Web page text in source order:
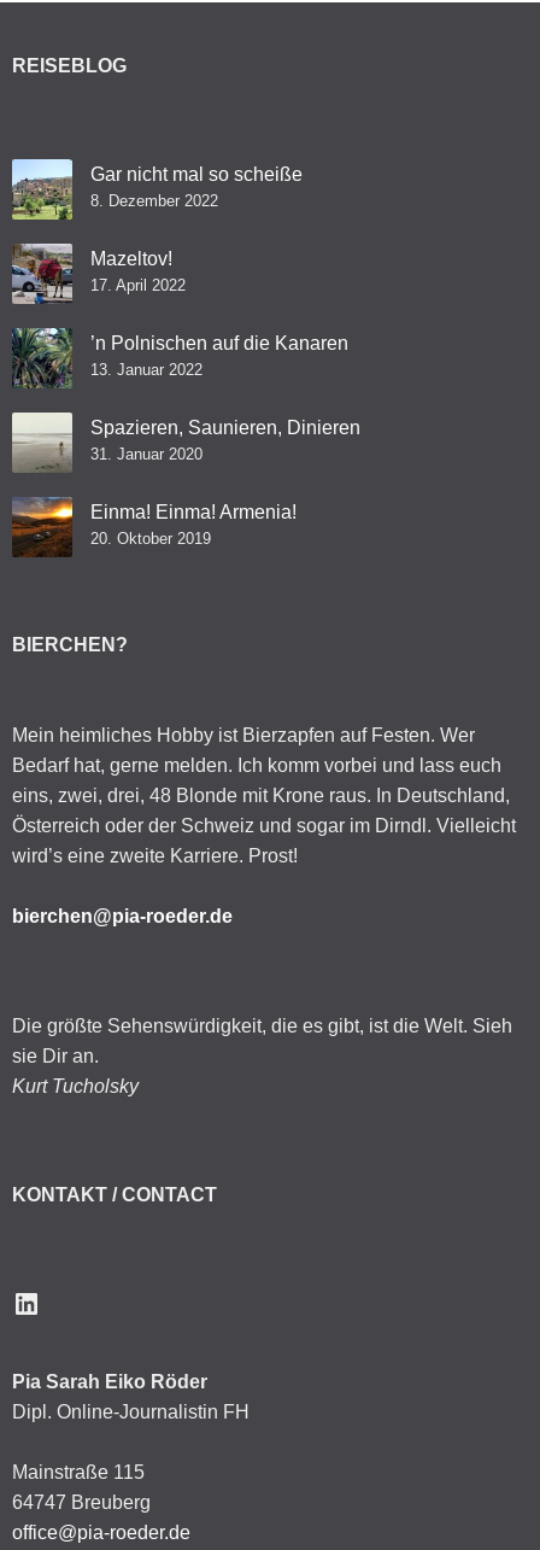
REISEBLOG
Gar nicht mal so scheiße
8. Dezember 2022
Mazeltov!
17. April 2022
’n Polnischen auf die Kanaren
13. Januar 2022
Spazieren, Saunieren, Dinieren
31. Januar 2020
Einma! Einma! Armenia!
20. Oktober 2019
BIERCHEN?
Mein heimliches Hobby ist Bierzapfen auf Festen. Wer
Bedarf hat, gerne melden. Ich komm vorbei und lass euch
eins, zwei, drei, 48 Blonde mit Krone raus. In Deutschland,
Österreich oder der Schweiz und sogar im Dirndl. Vielleicht
wird’s eine zweite Karriere. Prost!
bierchen@pia-roeder.de
Die größte Sehenswürdigkeit, die es gibt, ist die Welt. Sieh
sie Dir an.
Kurt Tucholsky
KONTAKT / CONTACT
LinkedIn
Pia Sarah Eiko Röder
Dipl. Online-Journalistin FH
Mainstraße 115
64747 Breuberg
office@pia-roeder.de